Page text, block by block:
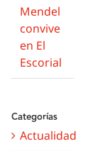
Mendel
convive
en El
Escorial
Categorías
Actualidad